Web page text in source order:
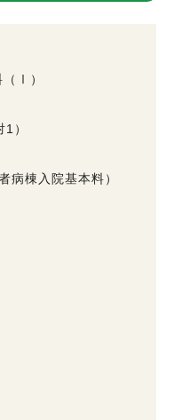
Ⅰ）
）
病棟入院基本料）